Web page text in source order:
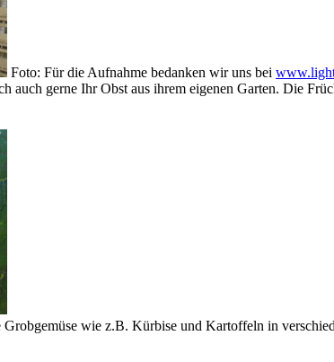
Foto: Für die Aufnahme bedanken wir uns bei
auch gerne Ihr Obst aus ihrem eigenen Garten. Die
wie z.B. Kürbise und Kartoffeln in